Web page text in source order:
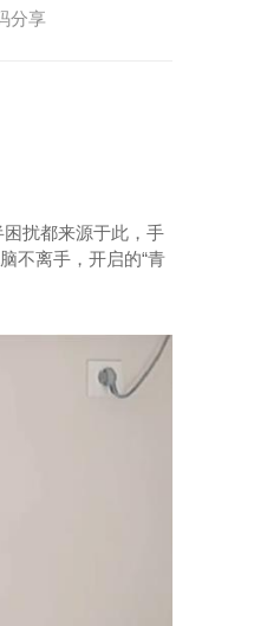
分享
扰都来源于此，手
不离手，开启的“青